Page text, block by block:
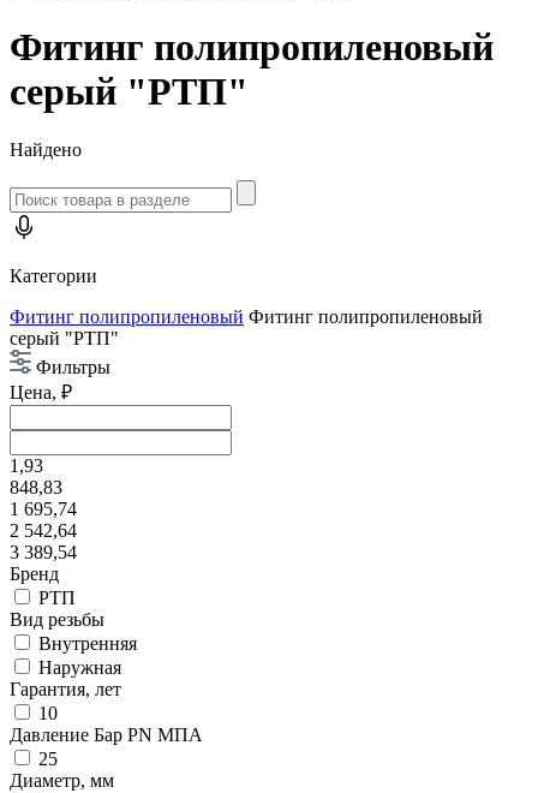
Фитинг полипропиленовый
серый "РТП"
Найдено
Категории
Фитинг полипропиленовый Фитинг полипропиленовый
серый "РТП"
Фильтры
Цена, ₽
1,93
848,83
1 695,74
2 542,64
3 389,54
Бренд
РТП
Вид резьбы
Внутренняя
Наружная
Гарантия, лет
10
Давление Бар PN МПА
25
Диаметр, мм